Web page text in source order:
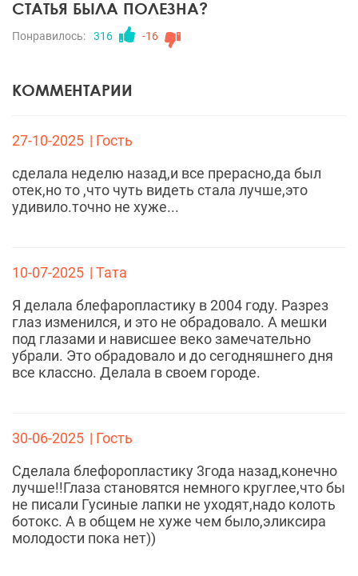
СТАТЬЯ БЫЛА ПОЛЕЗНА?
Понравилось: 316 -16
КОММЕНТАРИИ
27-10-2025 | Гость
сделала неделю назад,и все прерасно,да был
отек,но то ,что чуть видеть стала лучше,это
удивило.точно не хуже...
10-07-2025 | Тата
Я делала блефаропластику в 2004 году. Разрез
глаз изменился, и это не обрадовало. А мешки
под глазами и нависшее веко замечательно
убрали. Это обрадовало и до сегодняшнего дня
все классно. Делала в своем городе.
30-06-2025 | Гость
Сделала блефоропластику 3года назад,конечно
лучше!!Глаза становятся немного круглее,что бы
не писали Гусиные лапки не уходят,надо колоть
ботокс. А в общем не хуже чем было,эликсира
молодости пока нет))